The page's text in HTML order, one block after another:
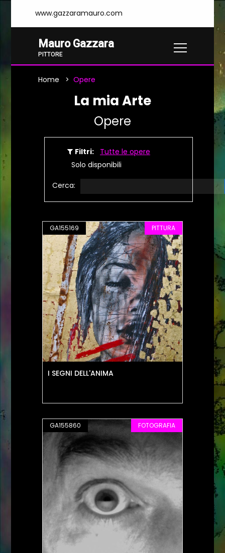
www.gazzaramauro.com
Mauro Gazzara
PITTORE
Home Opere
La mia Arte
Opere
Filtri:
Tutte le opere
Solo disponibili
Cerca:
GA155169 PITTURA
I SEGNI DELL'ANIMA
GA155860 FOTOGRAFIA